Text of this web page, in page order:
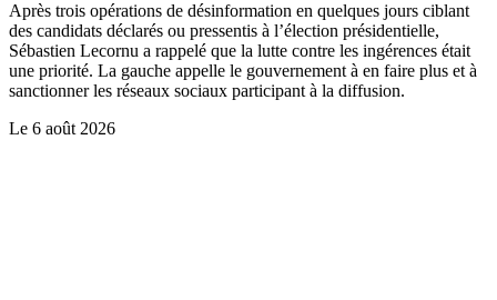
Après trois opérations de désinformation en quelques jours ciblant
des candidats déclarés ou pressentis à l’élection présidentielle,
Sébastien Lecornu a rappelé que la lutte contre les ingérences était
une priorité. La gauche appelle le gouvernement à en faire plus et à
sanctionner les réseaux sociaux participant à la diffusion.
Le 6 août 2026